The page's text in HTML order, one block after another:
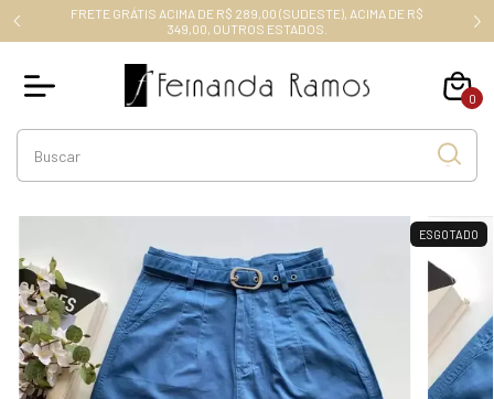
FRETE GRÁTIS ACIMA DE R$ 289,00 (SUDESTE), ACIMA DE R$
349,00, OUTROS ESTADOS.
0
ESGOTADO